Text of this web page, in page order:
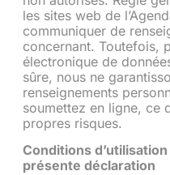
les sites web de
communiquer de
concernant. Toutefois,
électronique de
sûre, nous ne
renseignements
soumettez en ligne, ce
propres risques.
Conditions
présente déclaration